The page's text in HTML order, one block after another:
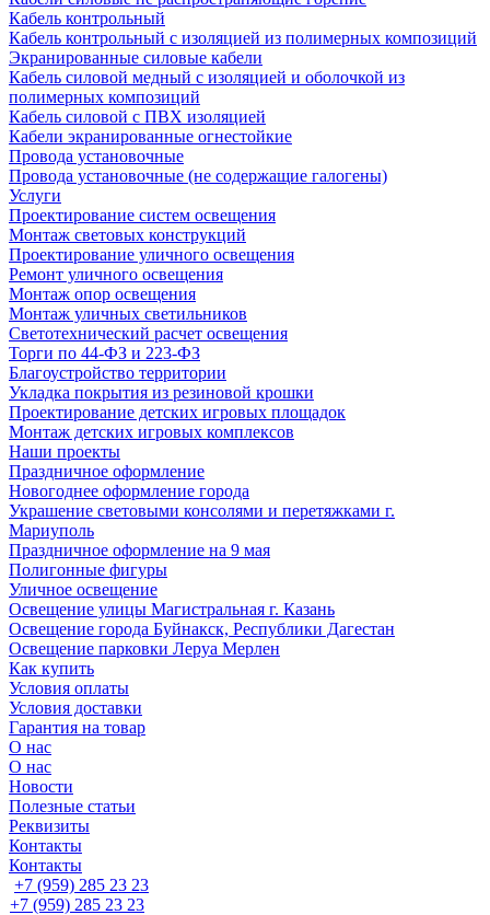
Кабель контрольный
Кабель контрольный с изоляцией из полимерных композиций
Экранированные силовые кабели
Кабель силовой медный с изоляцией и оболочкой из
полимерных композиций
Кабель силовой с ПВХ изоляцией
Кабели экранированные огнестойкие
Провода установочные
Провода установочные (не содержащие галогены)
Услуги
Проектирование систем освещения
Монтаж световых конструкций
Проектирование уличного освещения
Ремонт уличного освещения
Монтаж опор освещения
Монтаж уличных светильников
Светотехнический расчет освещения
Торги по 44-ФЗ и 223-ФЗ
Благоустройство территории
Укладка покрытия из резиновой крошки
Проектирование детских игровых площадок
Монтаж детских игровых комплексов
Наши проекты
Праздничное оформление
Новогоднее оформление города
Украшение световыми консолями и перетяжками г.
Мариуполь
Праздничное оформление на 9 мая
Полигонные фигуры
Уличное освещение
Освещение улицы Магистральная г. Казань
Освещение города Буйнакск, Республики Дагестан
Освещение парковки Леруа Мерлен
Как купить
Условия оплаты
Условия доставки
Гарантия на товар
О нас
О нас
Новости
Полезные статьи
Реквизиты
Контакты
Контакты
+7 (959) 285 23 23
+7 (959) 285 23 23